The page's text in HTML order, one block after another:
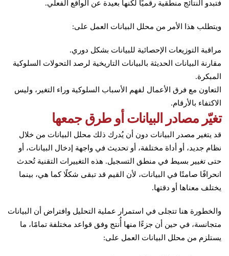
فتبدو النتائج منطقية رقميًا لكنها بعيدة عن الواقع الفعلي.
ويتطلب هذا الأمر من محلل البيانات العمل على:
مراقبة التوزيعات الإحصائية للبيانات بشكل دوري.
مقارنة البيانات الحديثة بالبيانات التاريخية لرصد التحولات السلوكية
المبكرة.
التعاون مع فرق الأعمال لفهم الأسباب السلوكية وراء التغير، وليس
الاكتفاء بالأرقام.
تغيّر مصادر البيانات أو طرق جمعها
قد يتغير مصدر البيانات دون أن يُدرك ذلك محلل البيانات من خلال
نظام جديد، أو أداة مختلفة، أو تحديث في واجهة إدخال البيانات، أو
حتى تغيير بسيط في منطق التسجيل. هذه التغييرات التقنية تُحدث
انحرافًا صامتًا في البيانات، لأن القيم قد تبقى شكلًا كما هي، بينما
يختلف معناها أو دقتها.
والخطورة هنا تتجلى في استمرار عملية التحليل وافتراض أن البيانات
متجانسة، في حين أن جزءًا منها أُنتج وفق قواعد مختلفة تمامًا، ما
يستلزم من محلل البيانات العمل على: